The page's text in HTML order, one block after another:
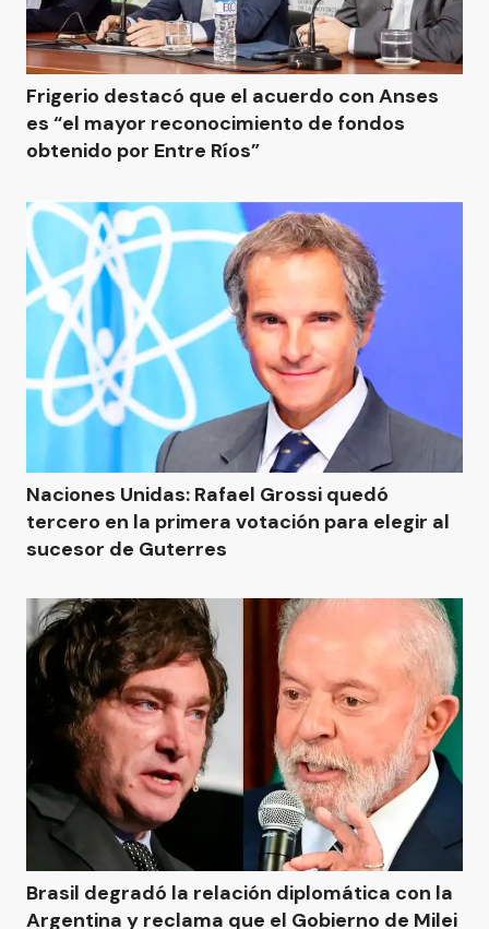
Frigerio destacó que el acuerdo con Anses
es “el mayor reconocimiento de fondos
obtenido por Entre Ríos”
Naciones Unidas: Rafael Grossi quedó
tercero en la primera votación para elegir al
sucesor de Guterres
Brasil degradó la relación diplomática con la
Argentina y reclama que el Gobierno de Milei